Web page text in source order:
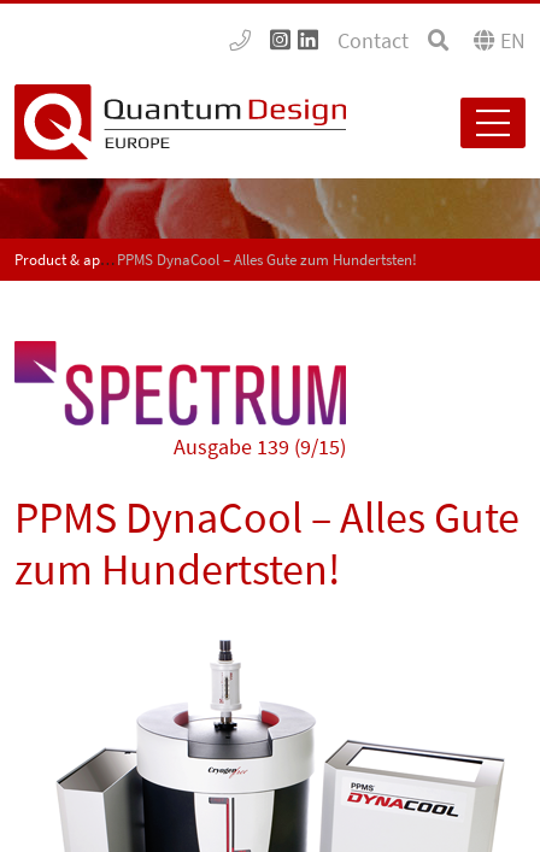
Contact EN
Product & application news - SPECTRUMPPMS DynaCool – Alles Gute zum Hundertsten!
Ausgabe 139 (9/15)
PPMS DynaCool – Alles Gute
zum Hundertsten!